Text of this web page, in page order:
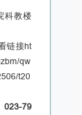
科教楼
链接ht
qw
t20
023-79